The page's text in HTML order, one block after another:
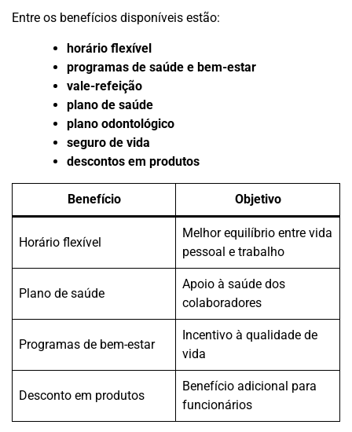
Entre os benefícios disponíveis estão:
horário flexível
programas de saúde e bem-estar
vale-refeição
plano de saúde
plano odontológico
seguro de vida
descontos em produtos
Benefício Objetivo
Horário flexível
Melhor equilíbrio entre vida
pessoal e trabalho
Plano de saúde
Apoio à saúde dos
colaboradores
Programas de bem-estar
Incentivo à qualidade de
vida
Desconto em produtos
Benefício adicional para
funcionários